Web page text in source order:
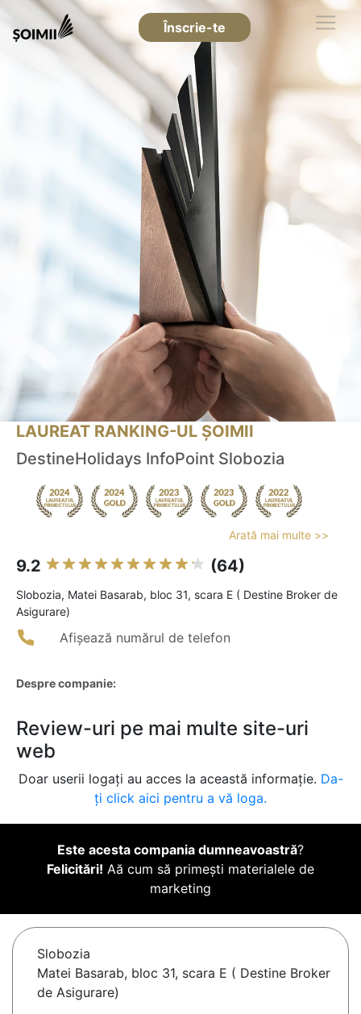
Înscrie-te
LAUREAT RANKING-UL ȘOIMII
DestineHolidays InfoPoint Slobozia
Arată mai multe >>
9.2 (64)
Slobozia, Matei Basarab, bloc 31, scara E ( Destine Broker de
Asigurare)
Afișează numărul de telefon
Despre companie:
Review-uri pe mai multe site-uri
web
Doar userii logați au acces la această informație. Da-
ți click aici pentru a vă loga.
Este acesta compania dumneavoastră?
Felicitări! Aă cum să primești materialele de
marketing
Slobozia
Matei Basarab, bloc 31, scara E ( Destine Broker
de Asigurare)